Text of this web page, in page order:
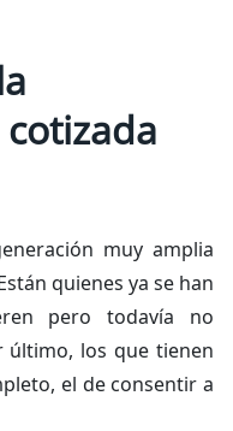
muy amplia
quienes ya se han
pero todavía no
último, los que tienen
el de consentir a